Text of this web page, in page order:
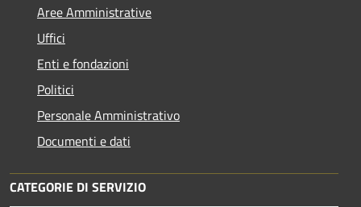
Aree Amministrative
Uffici
Enti e fondazioni
Politici
Personale Amministrativo
Documenti e dati
CATEGORIE DI SERVIZIO